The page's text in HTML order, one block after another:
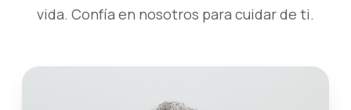
vida. Confía en nosotros para cuidar de ti.